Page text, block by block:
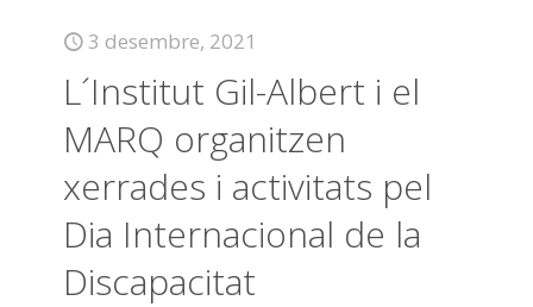
3 desembre, 2021
L´Institut Gil-Albert i el
MARQ organitzen
xerrades i activitats pel
Dia Internacional de la
Discapacitat